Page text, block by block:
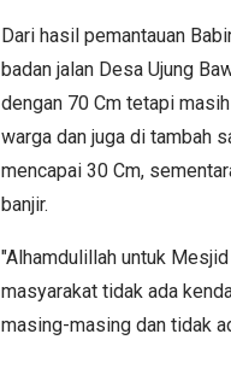
Dari hasil pemantauan
badan jalan Desa Ujung
dengan 70 Cm tetapi
warga dan juga di tambah
mencapai 30 Cm,
banjir.
"Alhamdulillah untuk
masyarakat tidak ada
masing-masing dan tidak